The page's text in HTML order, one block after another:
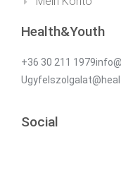
Health&Youth
+36 30 211
Social